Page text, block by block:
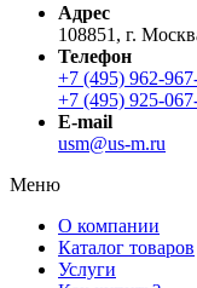
Адрес
108851, г.
Телефон
+7 (495) 962-
+7 (495) 925-
E-mail
usm@us-m.ru
Меню
О компании
Каталог товаров
Услуги